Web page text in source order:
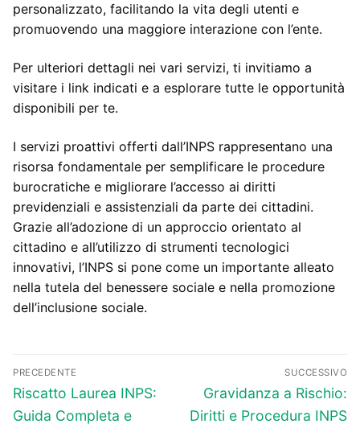
personalizzato, facilitando la vita degli utenti e
promuovendo una maggiore interazione con l’ente.
Per ulteriori dettagli nei vari servizi, ti invitiamo a
visitare i link indicati e a esplorare tutte le opportunità
disponibili per te.
I servizi proattivi offerti dall’INPS rappresentano una
risorsa fondamentale per semplificare le procedure
burocratiche e migliorare l’accesso ai diritti
previdenziali e assistenziali da parte dei cittadini.
Grazie all’adozione di un approccio orientato al
cittadino e all’utilizzo di strumenti tecnologici
innovativi, l’INPS si pone come un importante alleato
nella tutela del benessere sociale e nella promozione
dell’inclusione sociale.
Navigazione
articoli
PRECEDENTE
Articolo
precedente:
Riscatto Laurea INPS:
Guida Completa e
SUCCESSIVO
Articolo
successivo:
Gravidanza a Rischio:
Diritti e Procedura INPS